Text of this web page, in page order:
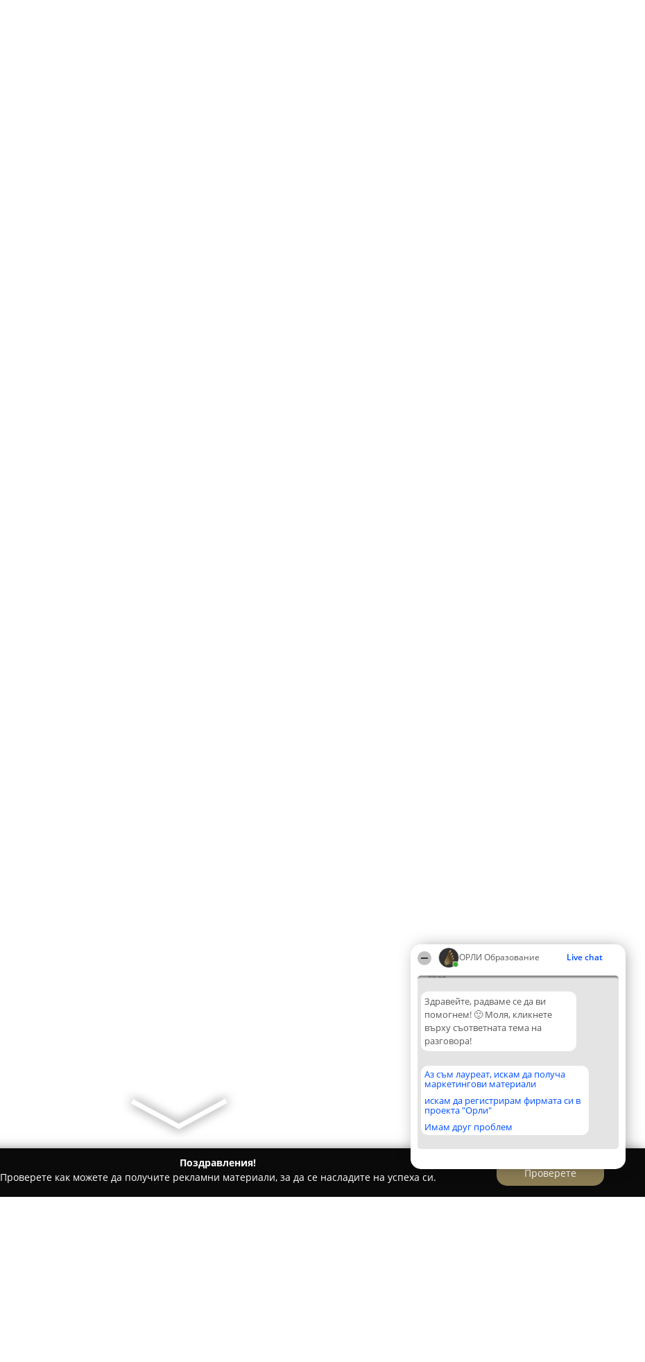
ОРЛИ Образование Live chat
08:22
Здравейте, радваме се да ви
помогнем! 🙂 Моля, кликнете
върху съответната тема на
разговора!
Аз съм лауреат, искам да получа
маркетингови материали
искам да регистрирам фирмата си в
проекта "Орли"
Имам друг проблем
Поздравления!
Проверете как можете да получите рекламни материали, за да се насладите на успеха си.
Проверете